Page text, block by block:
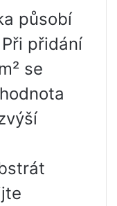
působí
přidání
se